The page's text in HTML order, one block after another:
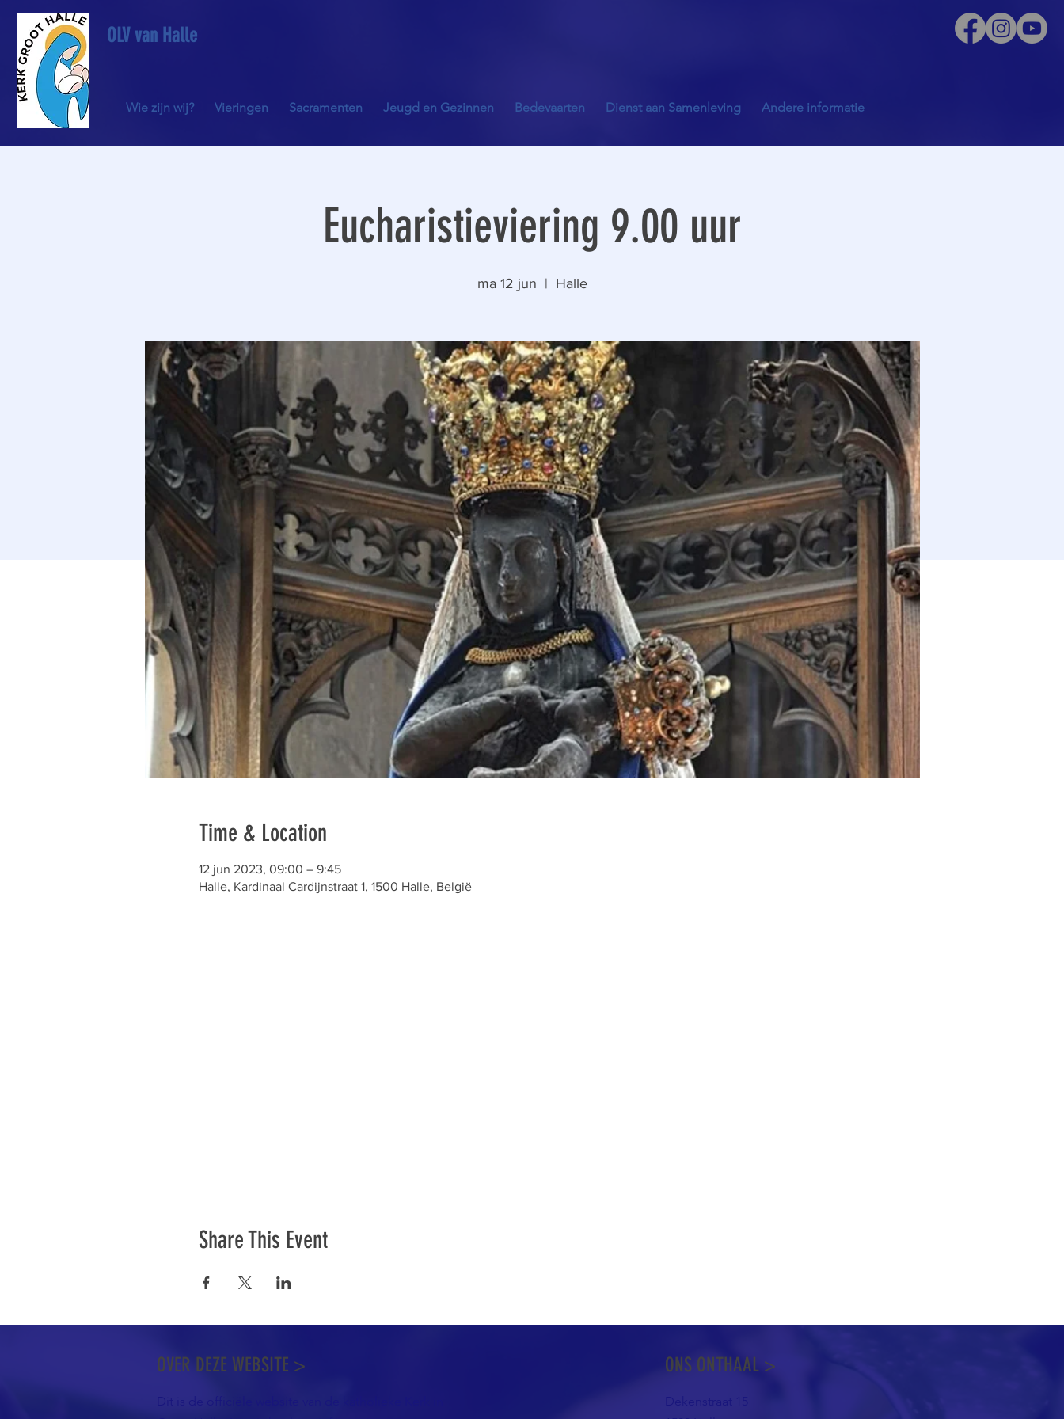
OLV van Halle
Wie zijn wij? Vieringen Sacramenten Jeugd en Gezinnen Bedevaarten Dienst aan Samenleving Andere informatie
Eucharistieviering 9.00 uur
ma 12 jun
  |
Halle
Time & Location
12 jun 2023, 09:00 – 9:45
Halle, Kardinaal Cardijnstraat 1, 1500 Halle, België
Share This Event
OVER DEZE WEBSITE > ONS ONTHAAL >